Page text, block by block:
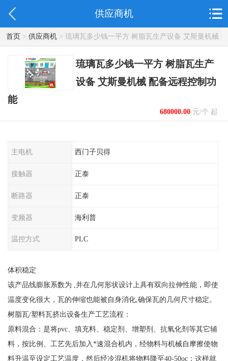
供应商机
首页> 供应商机> 琉璃瓦多少钱一平方 树脂瓦生产设备 艾斯曼机械
配备远程控制功能
琉璃瓦多少钱一平方 树脂瓦生产
设备 艾斯曼机械 配备远程控制功
能
680000.00元/个 起
主电机 西门子贝得
接触器 正泰
断路器 正泰
变频器 海利普
温控方式 PLC
体积稳定
该产品线膨胀系数为 ,并在几何形状设计上具有双向拉伸性能，即使
温度变化很大，瓦的伸缩也能被自身消化,确保瓦的几何尺寸稳定。
树脂瓦/塑料瓦挤出设备生产工艺流程：
原料混合：是将pvc、填充料、稳定剂、增塑剂、抗氧化剂等其它辅
料，按比例、工艺先后加入*速混合机内，经物料与机械自摩擦使物
料升温至设定工艺温度，然后经冷混机将物料降至40-50oc；这样就